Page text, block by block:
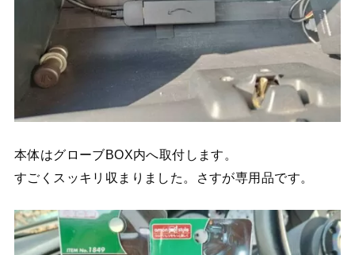
本体はグローブBOX内へ取付します。
すごくスッキリ収まりました。さすが専用品です。